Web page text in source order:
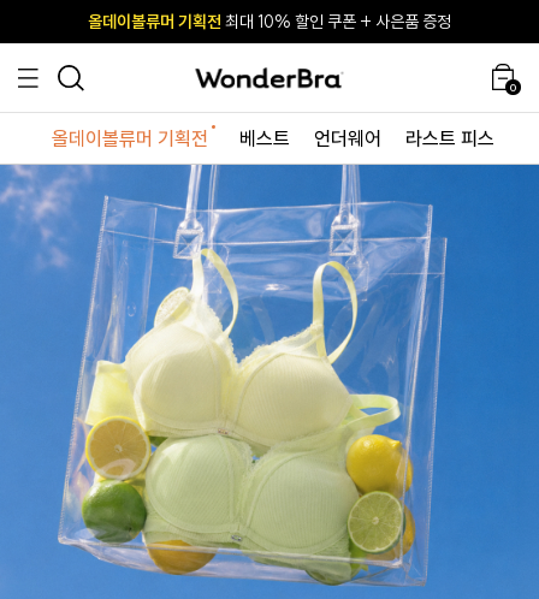
사이즈 무료 교환 서비스
올데이볼류머 기획전 최대 10% 할인 쿠폰 + 사은품 증정
사이즈 무료 교환 서비스
올데이볼류머 기획전 최대 10% 할인 쿠폰 + 사은품 증정
0
올데이볼류머 기획전 베스트 언더웨어 라스트 피스